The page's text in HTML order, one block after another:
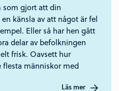
som gjort att din
känsla av att något är fel
Eller så har hen gått
delar av befolkningen
frisk. Oavsett hur
flesta människor med
Läs mer